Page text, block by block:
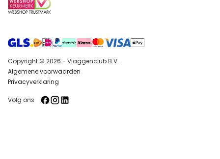
Copyright © 2026 - Vlaggenclub B.V.
Algemene voorwaarden
Privacyverklaring
Volg ons